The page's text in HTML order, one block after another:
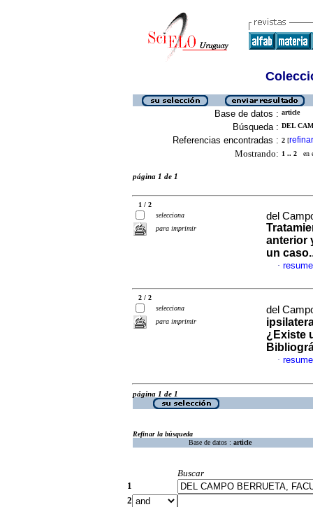
Base de datos : article
Búsqueda : DEL
Referencias encontradas : 2 [refinar
Mostrando: 1 .. 2 en
página 1 de 1
1 / 2
selecciona
para imprimir
del
anterior
un caso.
·
2 / 2
selecciona
para imprimir
del
¿Existe
·
página 1 de 1
Refinar la búsqueda
Base de datos : article
Buscar
1
2